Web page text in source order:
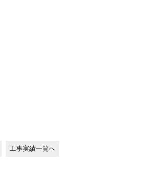
工事実績一覧へ